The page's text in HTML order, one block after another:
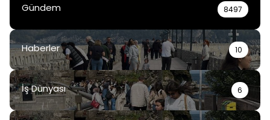
Gündem 8497
Haberler 10
İş Dünyası 6